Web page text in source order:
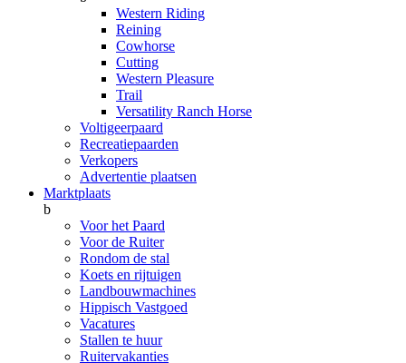
Western Riding
Reining
Cowhorse
Cutting
Western Pleasure
Trail
Versatility Ranch Horse
Voltigeerpaard
Recreatiepaarden
Verkopers
Advertentie plaatsen
Marktplaats
b
Voor het Paard
Voor de Ruiter
Rondom de stal
Koets en rijtuigen
Landbouwmachines
Hippisch Vastgoed
Vacatures
Stallen te huur
Ruitervakanties